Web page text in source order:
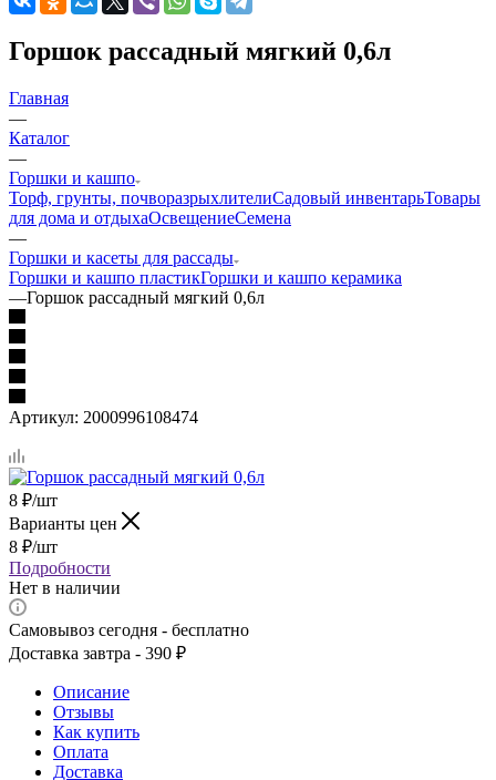
Горшок рассадный мягкий 0,6л
Главная
—
Каталог
—
Горшки и кашпо
Торф, грунты, почворазрыхлителиСадовый инвентарьТовары
для дома и отдыхаОсвещениеСемена
—
Горшки и касеты для рассады
Горшки и кашпо пластикГоршки и кашпо керамика
—Горшок рассадный мягкий 0,6л
Артикул: 2000996108474
8 ₽/шт
Варианты цен
8 ₽/шт
Подробности
Нет в наличии
Самовывоз сегодня - бесплатно
Доставка завтра - 390 ₽
Описание
Отзывы
Как купить
Оплата
Доставка